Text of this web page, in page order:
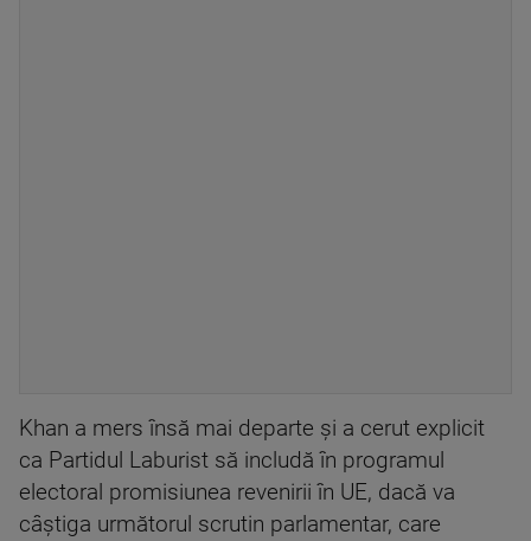
Khan a mers însă mai departe şi a cerut explicit
ca Partidul Laburist să includă în programul
electoral promisiunea revenirii în UE, dacă va
câştiga următorul scrutin parlamentar, care